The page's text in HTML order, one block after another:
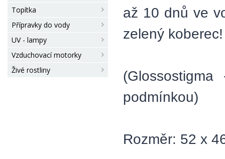
Topítka
Přípravky do vody
UV - lampy
Vzduchovací motorky
Živé rostliny
až 10 dnů ve
zelený koberec!
podmínkou)
Rozměr: 52 x